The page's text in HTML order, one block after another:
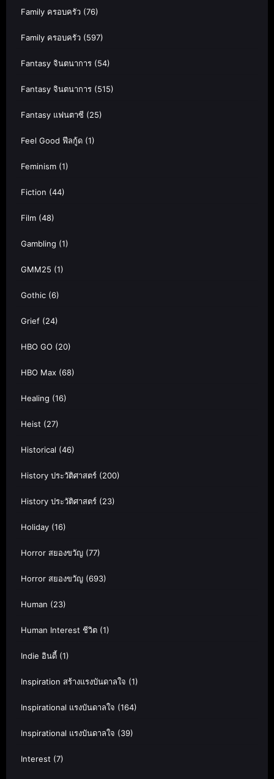
Family ครอบครัว (76)
Family ครอบครัว (597)
Fantasy จินตนาการ (54)
Fantasy จินตนาการ (515)
Fantasy แฟนตาซี (25)
Feel Good ฟีลกู้ด (1)
Feminism (1)
Fiction (44)
Film (48)
Gambling (1)
GMM25 (1)
Gothic (6)
Grief (24)
HBO GO (20)
HBO Max (68)
Healing (16)
Heist (27)
Historical (46)
History ประวัติศาสตร์ (200)
History ประวัติศาสตร์ (23)
Holiday (16)
Horror สยองขวัญ (77)
Horror สยองขวัญ (693)
Human (23)
Human Interest ชีวิต (1)
Indie อินดี้ (1)
Inspiration สร้างแรงบันดาลใจ (1)
Inspirational แรงบันดาลใจ (164)
Inspirational แรงบันดาลใจ (39)
Interest (7)